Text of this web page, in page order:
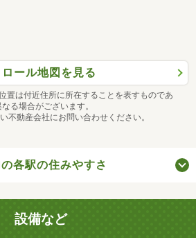
ール地図を見る
置は付近住所に所在することを表すものであ
る場合がございます。
不動産会社にお問い合わせください。
各駅の住みやすさ
設備など